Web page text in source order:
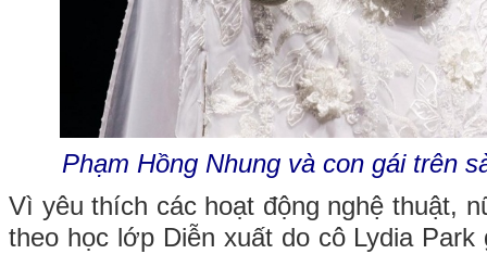
Phạm Hồng Nhung và con gái trên
Vì yêu thích các hoạt động nghệ thuật,
theo học lớp Diễn xuất do cô Lydia Park